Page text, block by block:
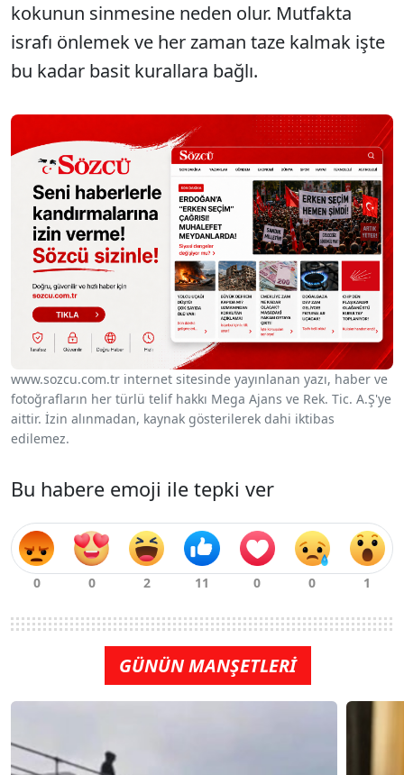
kokunun sinmesine neden olur. Mutfakta
israfı önlemek ve her zaman taze kalmak işte
bu kadar basit kurallara bağlı.
www.sozcu.com.tr internet sitesinde yayınlanan yazı, haber ve
fotoğrafların her türlü telif hakkı Mega Ajans ve Rek. Tic. A.Ş'ye
aittir. İzin alınmadan, kaynak gösterilerek dahi iktibas
edilemez.
Bu habere emoji ile tepki ver
GÜNÜN MANŞETLERİ